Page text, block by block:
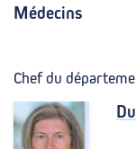
Médecins
Chef du